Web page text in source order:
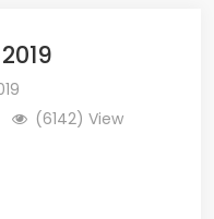
(6142) View